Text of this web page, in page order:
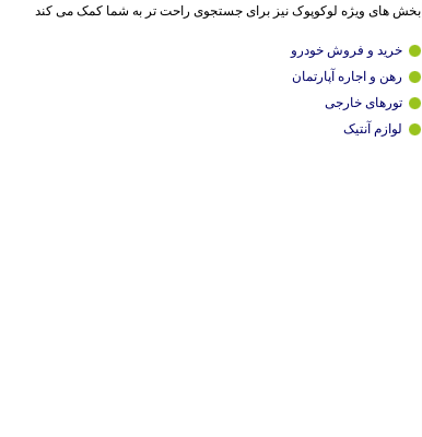
بخش های ویژه لوکوپوک نیز برای جستجوی راحت تر به شما کمک می کند
خرید و فروش خودرو
رهن و اجاره آپارتمان
تورهای خارجی
لوازم آنتیک